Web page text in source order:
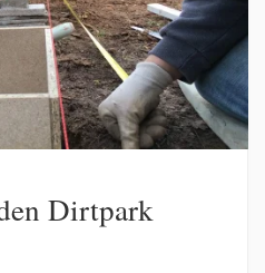
Dirtpark